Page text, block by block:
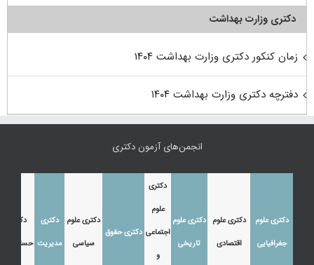
دکتری وزارت بهداشت
زمان کنکور دکتری وزارت بهداشت ۱۴۰۴
دفترچه دکتری وزارت بهداشت ۱۴۰۴
انجمن‌های آزمون دکتری
دکتری علوم
جغرافیایی
دکتری علوم
اقتصادی
دکتری علوم
تاریخی
دکتری
علوم
اجتماعی
و
دکتری حقوق
دکتری علوم
سیاسی
دکتری
مدیریت
دکتری
حسابداری